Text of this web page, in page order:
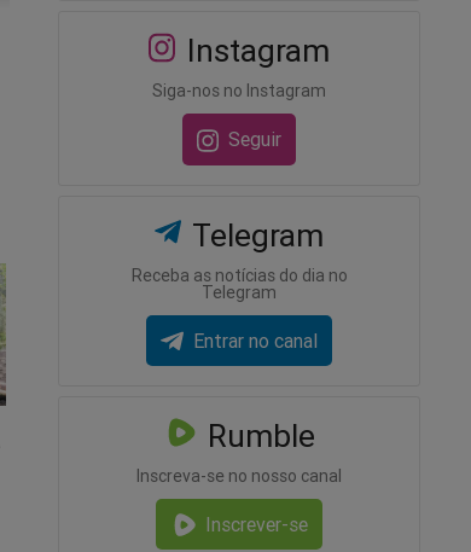
Instagram
Siga-nos no Instagram
Seguir
Telegram
Receba as notícias do dia no
Telegram
Entrar no canal
Rumble
Inscreva-se no nosso canal
Inscrever-se